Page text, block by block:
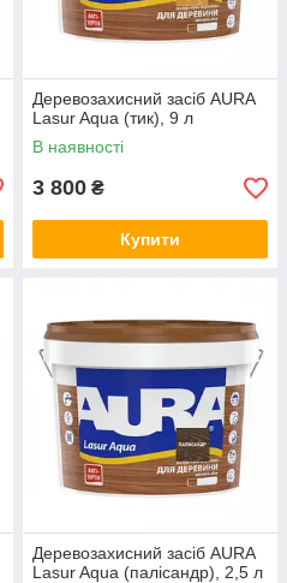
Деревозахисний засіб AURA
Lasur Aqua (тик), 9 л
В наявності
3 800 ₴
Купити
Деревозахисний засіб AURA
Lasur Aqua (палісандр), 2,5 л